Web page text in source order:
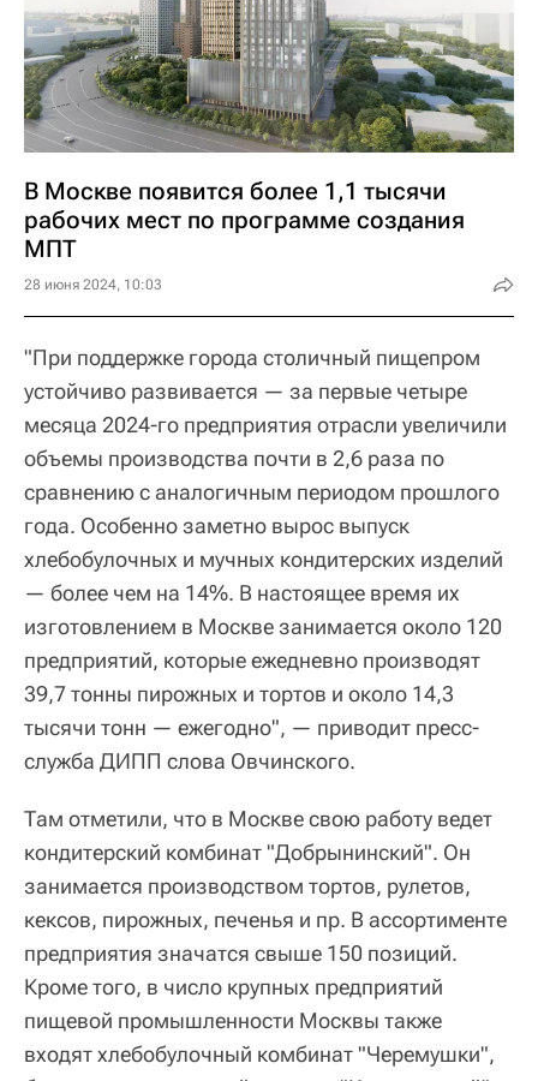
В Москве появится более 1,1 тысячи
рабочих мест по программе создания
МПТ
28 июня 2024, 10:03
"При поддержке города столичный пищепром
устойчиво развивается — за первые четыре
месяца 2024-го предприятия отрасли увеличили
объемы производства почти в 2,6 раза по
сравнению с аналогичным периодом прошлого
года. Особенно заметно вырос выпуск
хлебобулочных и мучных кондитерских изделий
— более чем на 14%. В настоящее время их
изготовлением в Москве занимается около 120
предприятий, которые ежедневно производят
39,7 тонны пирожных и тортов и около 14,3
тысячи тонн — ежегодно", — приводит пресс-
служба ДИПП слова Овчинского.
Там отметили, что в Москве свою работу ведет
кондитерский комбинат "Добрынинский". Он
занимается производством тортов, рулетов,
кексов, пирожных, печенья и пр. В ассортименте
предприятия значатся свыше 150 позиций.
Кроме того, в число крупных предприятий
пищевой промышленности Москвы также
входят хлебобулочный комбинат "Черемушки",